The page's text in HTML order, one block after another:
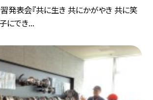
発表会『共に生き 共にかがやき 共に笑
にでき...